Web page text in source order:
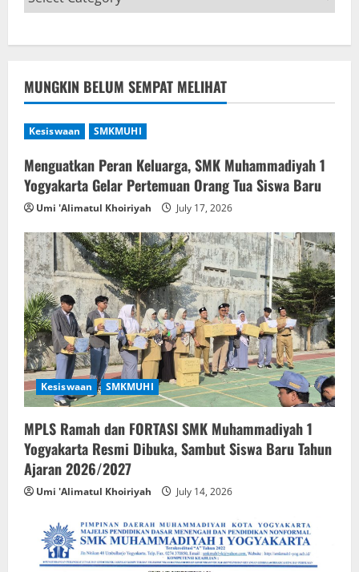
MUNGKIN BELUM SEMPAT MELIHAT
Kesiswaan SMKMUHI
Menguatkan Peran Keluarga, SMK Muhammadiyah 1
Yogyakarta Gelar Pertemuan Orang Tua Siswa Baru
Umi 'Alimatul Khoiriyah July 17, 2026
Kesiswaan SMKMUHI
MPLS Ramah dan FORTASI SMK Muhammadiyah 1
Yogyakarta Resmi Dibuka, Sambut Siswa Baru Tahun
Ajaran 2026/2027
Umi 'Alimatul Khoiriyah July 14, 2026